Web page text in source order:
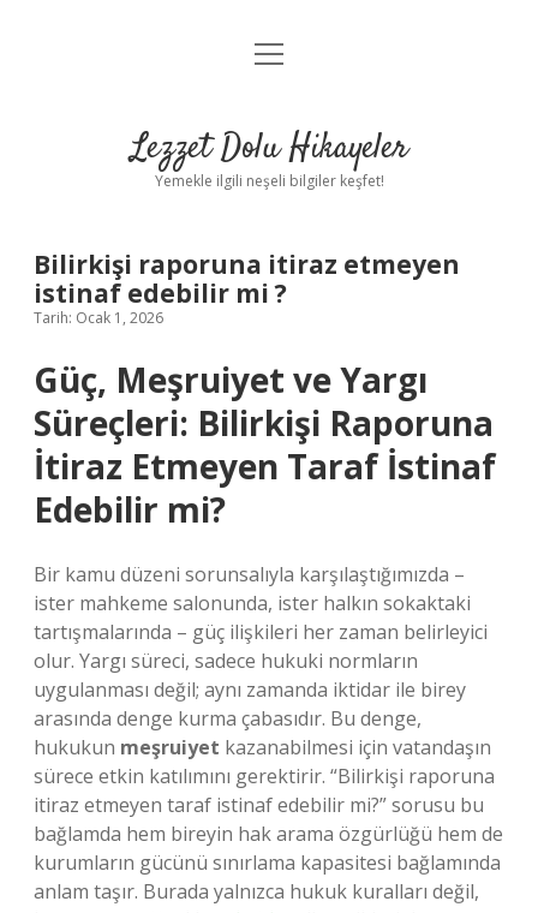
Anasayfa
Yasal Uyarı
menüyü
Lezzet Dolu Hikayeler
Yemekle ilgili neşeli bilgiler keşfet!
Bilirkişi raporuna itiraz etmeyen
istinaf edebilir mi ?
Tarih: Ocak 1, 2026
Güç, Meşruiyet ve Yargı
Süreçleri: Bilirkişi Raporuna
İtiraz Etmeyen Taraf İstinaf
Edebilir mi?
Bir kamu düzeni sorunsalıyla karşılaştığımızda –
ister mahkeme salonunda, ister halkın sokaktaki
tartışmalarında – güç ilişkileri her zaman belirleyici
olur. Yargı süreci, sadece hukuki normların
uygulanması değil; aynı zamanda iktidar ile birey
arasında denge kurma çabasıdır. Bu denge,
hukukun meşruiyet kazanabilmesi için vatandaşın
sürece etkin katılımını gerektirir. “Bilirkişi raporuna
itiraz etmeyen taraf istinaf edebilir mi?” sorusu bu
bağlamda hem bireyin hak arama özgürlüğü hem de
kurumların gücünü sınırlama kapasitesi bağlamında
anlam taşır. Burada yalnızca hukuk kuralları değil,